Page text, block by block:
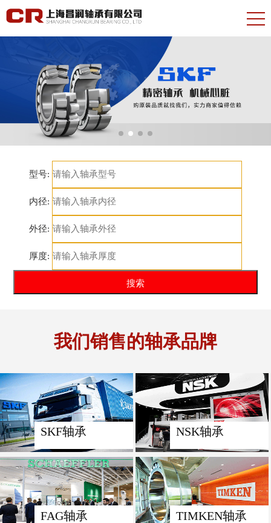
型号:
内径:
外径:
厚度:
我们销售的轴承品牌
SKF轴承 NSK轴承
FAG轴承 TIMKEN轴承